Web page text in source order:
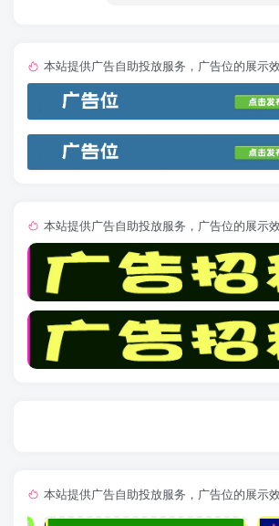
本站提供广告自助投放服务，广告位的展示
本站提供广告自助投放服务，广告位的展示
本站提供广告自助投放服务，广告位的展示